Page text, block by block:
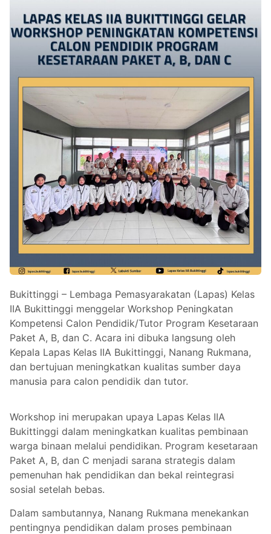
Bukittinggi – Lembaga Pemasyarakatan (Lapas) Kelas
IIA Bukittinggi menggelar Workshop Peningkatan
Kompetensi Calon Pendidik/Tutor Program Kesetaraan
Paket A, B, dan C. Acara ini dibuka langsung oleh
Kepala Lapas Kelas IIA Bukittinggi, Nanang Rukmana,
dan bertujuan meningkatkan kualitas sumber daya
manusia para calon pendidik dan tutor.
Workshop ini merupakan upaya Lapas Kelas IIA
Bukittinggi dalam meningkatkan kualitas pembinaan
warga binaan melalui pendidikan. Program kesetaraan
Paket A, B, dan C menjadi sarana strategis dalam
pemenuhan hak pendidikan dan bekal reintegrasi
sosial setelah bebas.
Dalam sambutannya, Nanang Rukmana menekankan
pentingnya pendidikan dalam proses pembinaan